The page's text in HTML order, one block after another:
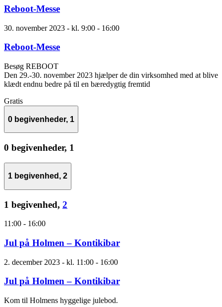
Reboot-Messe
30. november 2023 - kl. 9:00 - 16:00
Reboot-Messe
Besøg REBOOT
Den 29.-30. november 2023 hjælper de din virksomhed med at blive
klædt endnu bedre på til en bæredygtig fremtid
Gratis
0 begivenheder, 1
0 begivenheder, 1
1 begivenhed, 2
1 begivenhed, 2
11:00 - 16:00
Jul på Holmen – Kontikibar
2. december 2023 - kl. 11:00 - 16:00
Jul på Holmen – Kontikibar
Kom til Holmens hyggelige julebod.